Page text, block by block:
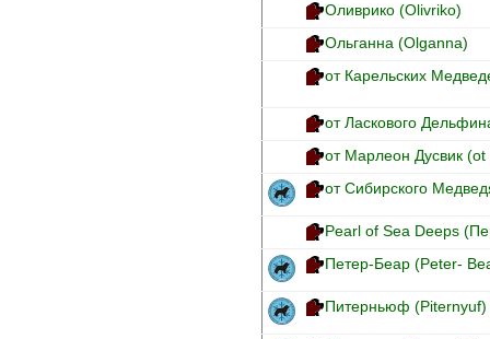
Оливрико (Olivriko)
Ольганна (Olganna)
от Карельских
от Ласкового
от Марлеон Дусвик
от Сибирского
Pearl of Sea Deeps
Петер-Беар (Peter-
Питерньюф (Piternyuf)